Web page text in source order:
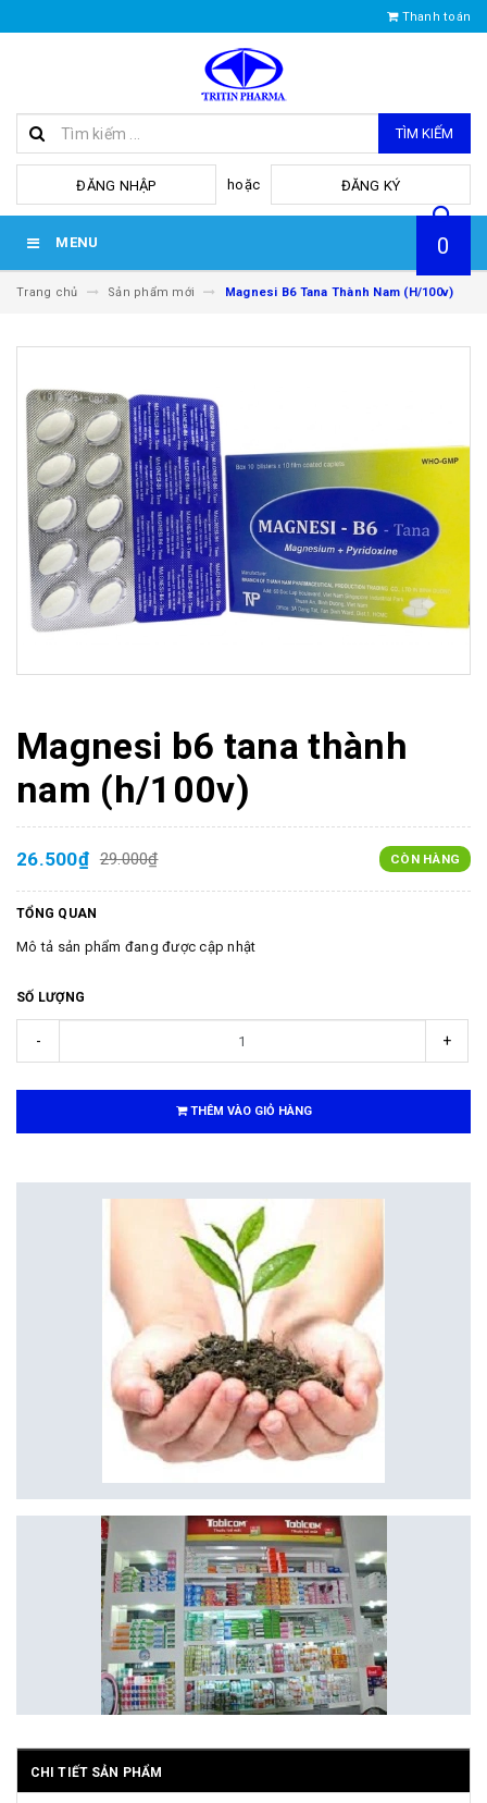
Thanh toán
TÌM KIẾM
ĐĂNG NHẬP hoặc ĐĂNG KÝ
MENU 0
Trang chủ Sản phẩm mới Magnesi B6 Tana Thành Nam (H/100v)
Magnesi b6 tana thành
nam (h/100v)
26.500₫ 29.000₫ CÒN HÀNG
TỔNG QUAN
Mô tả sản phẩm đang được cập nhật
SỐ LƯỢNG
- +
THÊM VÀO GIỎ HÀNG
CHI TIẾT SẢN PHẨM